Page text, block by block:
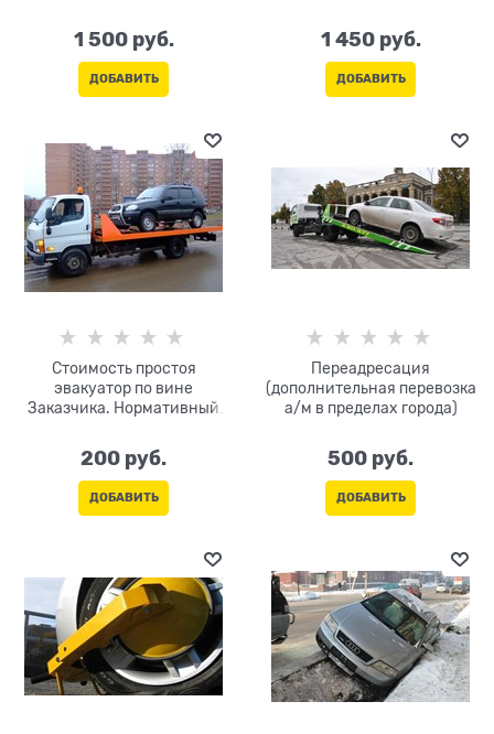
1 500 руб.
ДОБАВИТЬ
1 450 руб.
ДОБАВИТЬ
Стоимость простоя
эвакуатор по вине
Заказчика. Нормативный
разгрузку-30 мин. (не
оплачивается). Оплата за
каждые 10 мин
200 руб.
ДОБАВИТЬ
Переадресация
(дополнительная перевозка
а/м в пределах города)
500 руб.
ДОБАВИТЬ